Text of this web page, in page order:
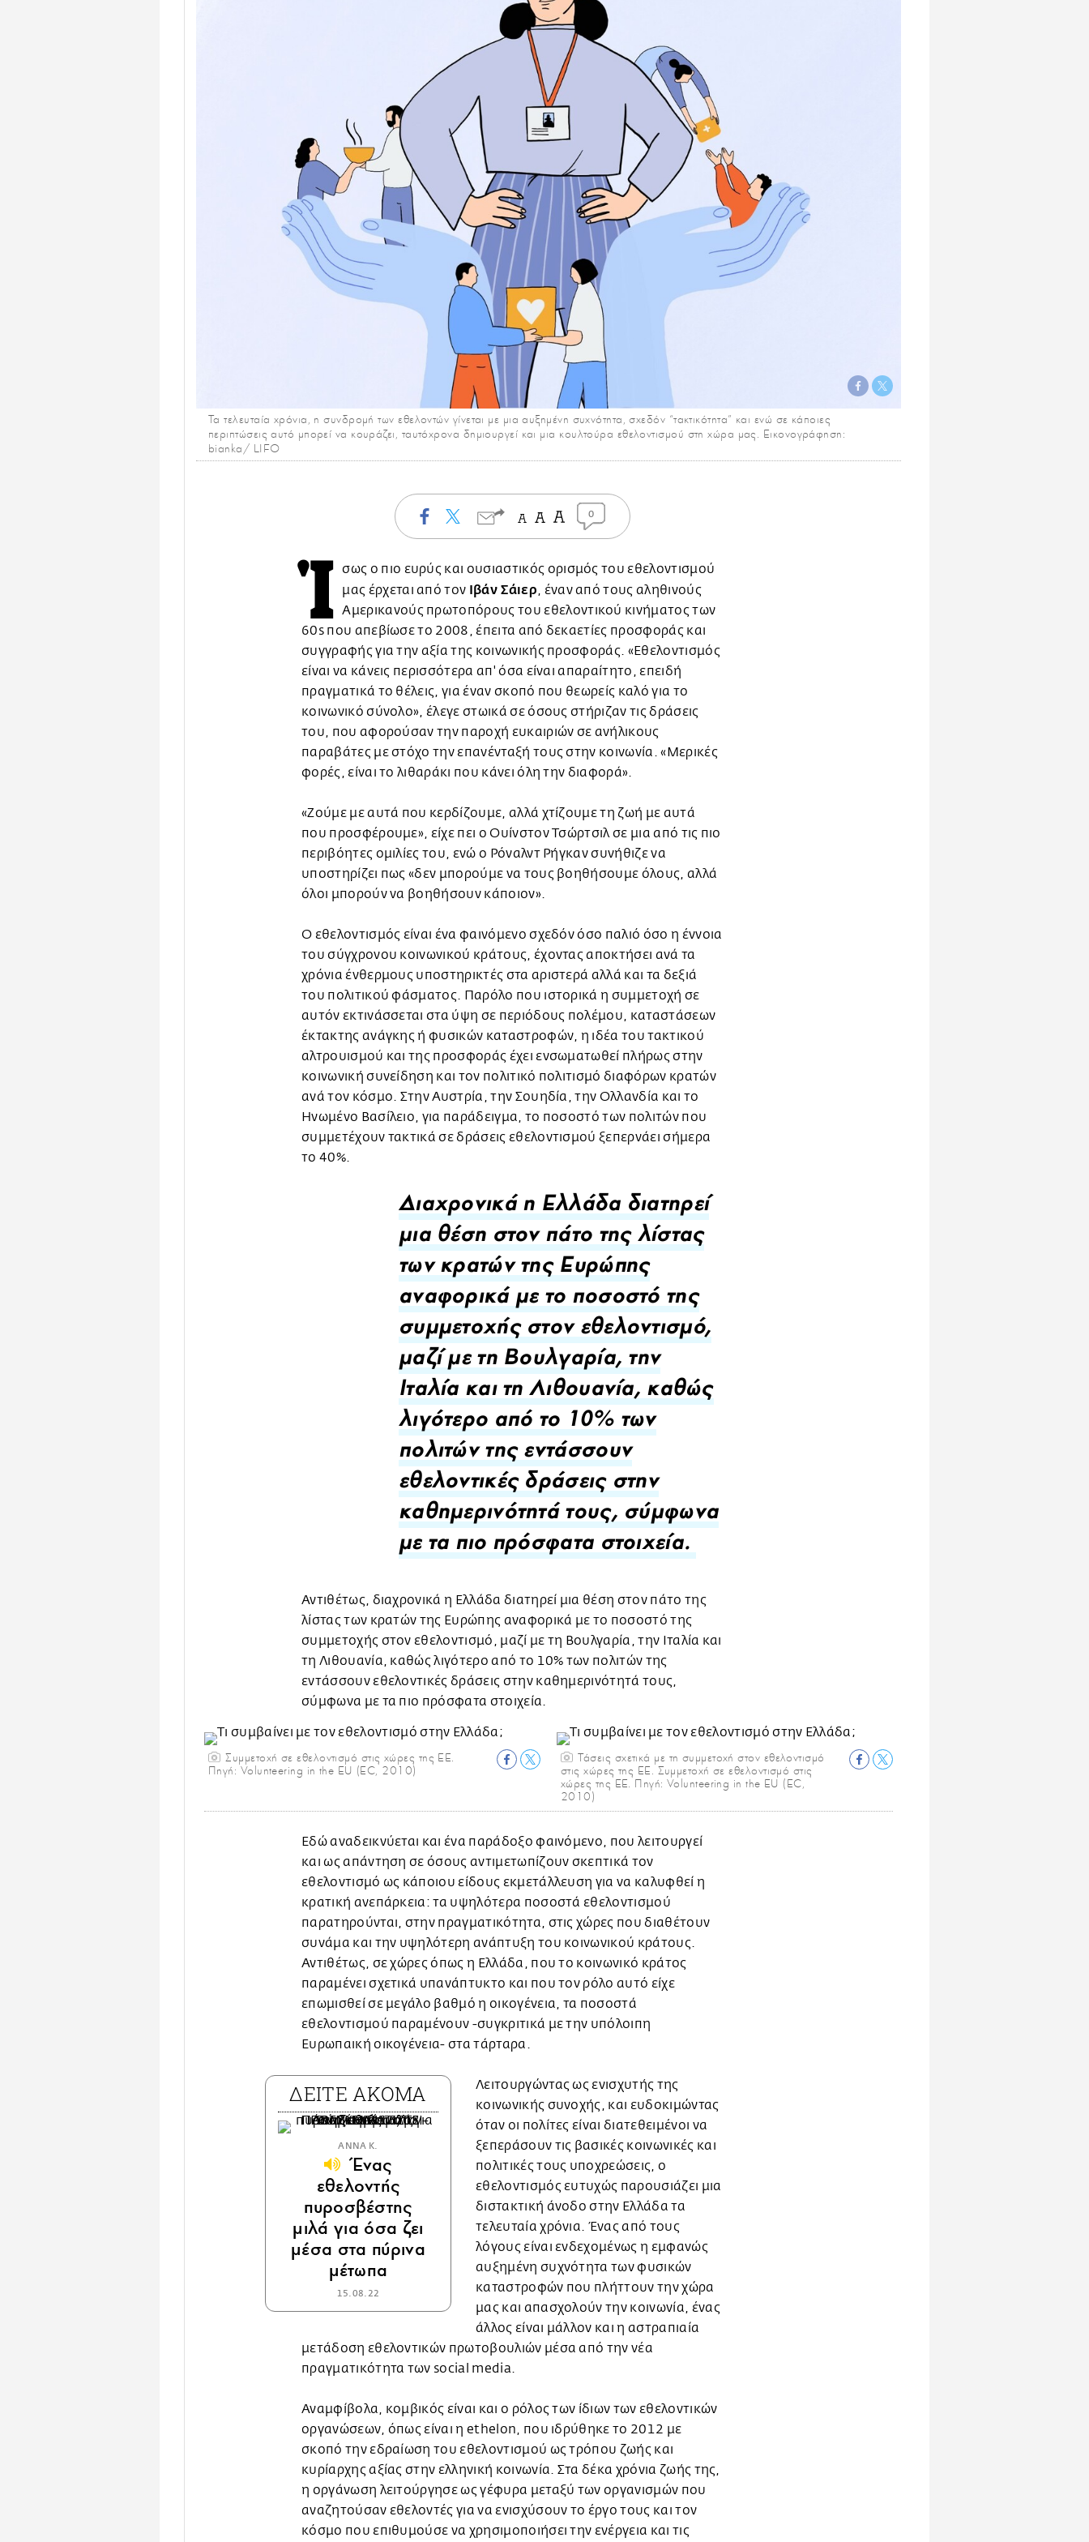
Τα τελευταία χρόνια, η συνδρομή των εθελοντών γίνεται με μια αυξημένη συχνότητα, σχεδόν “τακτικότητα” και ενώ σε κάποιες
περιπτώσεις αυτό μπορεί να κουράζει, ταυτόχρονα δημιουργεί και μια κουλτούρα εθελοντισμού στη χώρα μας. Εικονογράφηση:
bianka/ LIFO
0
Ί σως ο πιο ευρύς και ουσιαστικός ορισμός του εθελοντισμού
μας έρχεται από τον Ιβάν Σάιερ, έναν από τους αληθινούς
Αμερικανούς πρωτοπόρους του εθελοντικού κινήματος των
60s που απεβίωσε το 2008, έπειτα από δεκαετίες προσφοράς και
συγγραφής για την αξία της κοινωνικής προσφοράς. «Εθελοντισμός
είναι να κάνεις περισσότερα απ' όσα είναι απαραίτητο, επειδή
πραγματικά το θέλεις, για έναν σκοπό που θεωρείς καλό για το
κοινωνικό σύνολο», έλεγε στωικά σε όσους στήριζαν τις δράσεις
του, που αφορούσαν την παροχή ευκαιριών σε ανήλικους
παραβάτες με στόχο την επανένταξή τους στην κοινωνία. «Μερικές
φορές, είναι το λιθαράκι που κάνει όλη την διαφορά».
«Ζούμε με αυτά που κερδίζουμε, αλλά χτίζουμε τη ζωή με αυτά
που προσφέρουμε», είχε πει ο Ουίνστον Τσώρτσιλ σε μια από τις πιο
περιβόητες ομιλίες του, ενώ ο Ρόναλντ Ρήγκαν συνήθιζε να
υποστηρίζει πως «δεν μπορούμε να τους βοηθήσουμε όλους, αλλά
όλοι μπορούν να βοηθήσουν κάποιον».
Ο εθελοντισμός είναι ένα φαινόμενο σχεδόν όσο παλιό όσο η έννοια
του σύγχρονου κοινωνικού κράτους, έχοντας αποκτήσει ανά τα
χρόνια ένθερμους υποστηρικτές στα αριστερά αλλά και τα δεξιά
του πολιτικού φάσματος. Παρόλο που ιστορικά η συμμετοχή σε
αυτόν εκτινάσσεται στα ύψη σε περιόδους πολέμου, καταστάσεων
έκτακτης ανάγκης ή φυσικών καταστροφών, η ιδέα του τακτικού
αλτρουισμού και της προσφοράς έχει ενσωματωθεί πλήρως στην
κοινωνική συνείδηση και τον πολιτικό πολιτισμό διαφόρων κρατών
ανά τον κόσμο. Στην Αυστρία, την Σουηδία, την Ολλανδία και το
Ηνωμένο Βασίλειο, για παράδειγμα, το ποσοστό των πολιτών που
συμμετέχουν τακτικά σε δράσεις εθελοντισμού ξεπερνάει σήμερα
το 40%.
Διαχρονικά η Ελλάδα διατηρεί
μια θέση στον πάτο της λίστας
των κρατών της Ευρώπης
αναφορικά με το ποσοστό της
συμμετοχής στον εθελοντισμό,
μαζί με τη Βουλγαρία, την
Ιταλία και τη Λιθουανία, καθώς
λιγότερο από το 10% των
πολιτών της εντάσσουν
εθελοντικές δράσεις στην
καθημερινότητά τους, σύμφωνα
με τα πιο πρόσφατα στοιχεία.
Αντιθέτως, διαχρονικά η Ελλάδα διατηρεί μια θέση στον πάτο της
λίστας των κρατών της Ευρώπης αναφορικά με το ποσοστό της
συμμετοχής στον εθελοντισμό, μαζί με τη Βουλγαρία, την Ιταλία και
τη Λιθουανία, καθώς λιγότερο από το 10% των πολιτών της
εντάσσουν εθελοντικές δράσεις στην καθημερινότητά τους,
σύμφωνα με τα πιο πρόσφατα στοιχεία.
Συμμετοχή σε εθελοντισμό στις χώρες της ΕΕ.
Πηγή: Volunteering in the EU (EC, 2010)
Τάσεις σχετικά με τη συμμετοχή στον εθελοντισμό
στις χώρες της ΕΕ. Συμμετοχή σε εθελοντισμό στις
χώρες της ΕΕ. Πηγή: Volunteering in the EU (EC,
2010)
Εδώ αναδεικνύεται και ένα παράδοξο φαινόμενο, που λειτουργεί
και ως απάντηση σε όσους αντιμετωπίζουν σκεπτικά τον
εθελοντισμό ως κάποιου είδους εκμετάλλευση για να καλυφθεί η
κρατική ανεπάρκεια: τα υψηλότερα ποσοστά εθελοντισμού
παρατηρούνται, στην πραγματικότητα, στις χώρες που διαθέτουν
συνάμα και την υψηλότερη ανάπτυξη του κοινωνικού κράτους.
Αντιθέτως, σε χώρες όπως η Ελλάδα, που το κοινωνικό κράτος
παραμένει σχετικά υπανάπτυκτο και που τον ρόλο αυτό είχε
επωμισθεί σε μεγάλο βαθμό η οικογένεια, τα ποσοστά
εθελοντισμού παραμένουν -συγκριτικά με την υπόλοιπη
Ευρωπαική οικογένεια- στα τάρταρα.
ΔΕΙΤΕ ΑΚΟΜΑ
ΑΝΝΑ Κ.
Ένας
εθελοντής
πυροσβέστης
μιλά για όσα ζει
μέσα στα πύρινα
μέτωπα
15.08.22
Λειτουργώντας ως ενισχυτής της
κοινωνικής συνοχής, και ευδοκιμώντας
όταν οι πολίτες είναι διατεθειμένοι να
ξεπεράσουν τις βασικές κοινωνικές και
πολιτικές τους υποχρεώσεις, ο
εθελοντισμός ευτυχώς παρουσιάζει μια
διστακτική άνοδο στην Ελλάδα τα
τελευταία χρόνια. Ένας από τους
λόγους είναι ενδεχομένως η εμφανώς
αυξημένη συχνότητα των φυσικών
καταστροφών που πλήττουν την χώρα
μας και απασχολούν την κοινωνία, ένας
άλλος είναι μάλλον και η αστραπιαία
μετάδοση εθελοντικών πρωτοβουλιών μέσα από την νέα
πραγματικότητα των social media.
Αναμφίβολα, κομβικός είναι και ο ρόλος των ίδιων των εθελοντικών
οργανώσεων, όπως είναι η ethelon, που ιδρύθηκε το 2012 με
σκοπό την εδραίωση του εθελοντισμού ως τρόπου ζωής και
κυρίαρχης αξίας στην ελληνική κοινωνία. Στα δέκα χρόνια ζωής της,
η οργάνωση λειτούργησε ως γέφυρα μεταξύ των οργανισμών που
αναζητούσαν εθελοντές για να ενισχύσουν το έργο τους και τον
κόσμο που επιθυμούσε να χρησιμοποιήσει την ενέργεια και τις